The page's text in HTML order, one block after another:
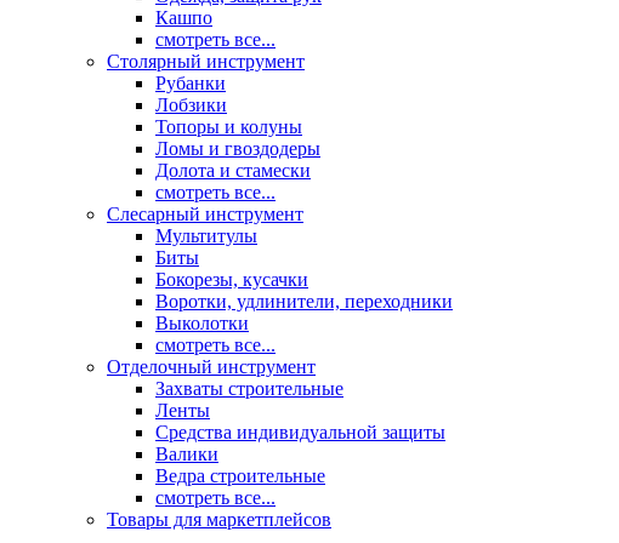
Кашпо
смотреть все...
Столярный инструмент
Рубанки
Лобзики
Топоры и колуны
Ломы и гвоздодеры
Долота и стамески
смотреть все...
Слесарный инструмент
Мультитулы
Биты
Бокорезы, кусачки
Воротки, удлинители, переходники
Выколотки
смотреть все...
Отделочный инструмент
Захваты строительные
Ленты
Средства индивидуальной защиты
Валики
Ведра строительные
смотреть все...
Товары для маркетплейсов